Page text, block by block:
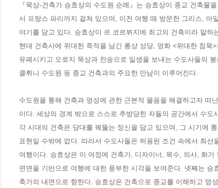
『묵상-건축가 승효상의 수도원 순례』는 승효상이 종교 건축
서 프랑스 파리까지 걸쳐 있으며, 이전 여행 때 방문한 그리스,
야기를 담고 있다. 승효상이 르 코르뷔지에 최고의 건축이라 말하
현대 건축사에 위대한 족적을 남긴 롱샹 성당, 영화 <위대한 침
유폐시키고 오로지 묵상과 찬송으로 일생을 보내는 수도사들의
클뤼니 수도원 등 종교 건축과의 주요한 만남이 이루어진다.
수도원을 통해 건축과 영성에 관한 근본적 물음을 해결하고자 떠
이다. 세상의 경계 밖으로 스스로 추방당한 자들의 공간에서 수
각 시대의 건축은 당대를 꿰뚫는 정신을 담고 있으며, 그 시기에
표현일 수밖에 없다. 따라서 수도사들은 허용된 조건 속에서 최
여행이다. 승효상은 이 여정에 건축가, 디자이너, 목수, 의사, 화
면면을 기반으로 여행에 대한 풍부한 시각을 보여준다. 넷째는
축가의 내면으로 향한다. 승효상은 건축으로 종교를 이해하고 영